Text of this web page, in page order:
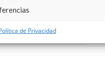
de Privacidad